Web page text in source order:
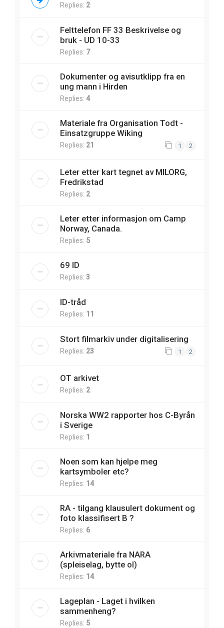
Replies: 2
Felttelefon FF 33 Beskrivelse og
bruk - UD 10-33
Replies: 7
Dokumenter og avisutklipp fra en
ung mann i Hirden
Replies: 4
Materiale fra Organisation Todt -
Einsatzgruppe Wiking
Replies: 21 1 2
Leter etter kart tegnet av MILORG,
Fredrikstad
Replies: 2
Leter etter informasjon om Camp
Norway, Canada.
Replies: 5
69 ID
Replies: 3
ID-tråd
Replies: 11
Stort filmarkiv under digitalisering
Replies: 23 1 2
OT arkivet
Replies: 2
Norska WW2 rapporter hos C-Byrån
i Sverige
Replies: 1
Noen som kan hjelpe meg
kartsymboler etc?
Replies: 14
RA - tilgang klausulert dokument og
foto klassifisert B ?
Replies: 6
Arkivmateriale fra NARA
(spleiselag, bytte ol)
Replies: 14
Lageplan - Laget i hvilken
sammenheng?
Replies: 5